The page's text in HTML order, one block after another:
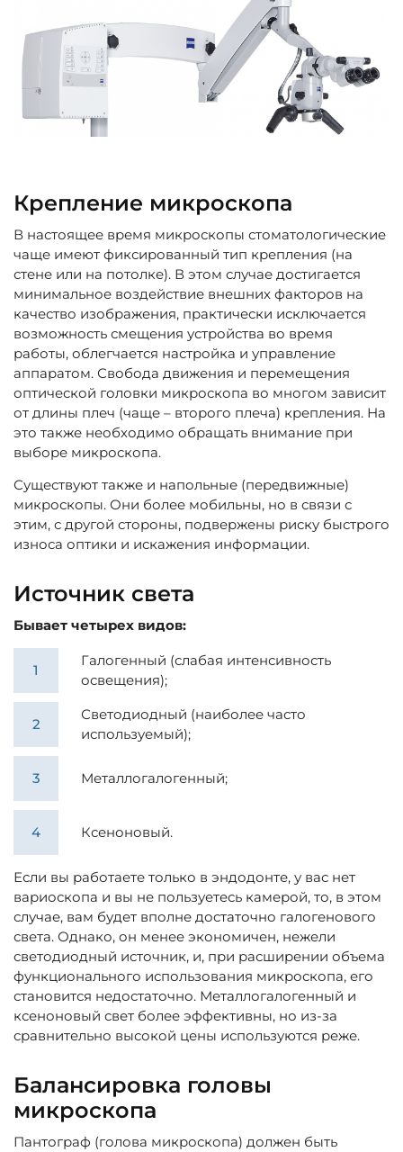
Крепление микроскопа
В настоящее время микроскопы стоматологические
чаще имеют фиксированный тип крепления (на
стене или на потолке). В этом случае достигается
минимальное воздействие внешних факторов на
качество изображения, практически исключается
возможность смещения устройства во время
работы, облегчается настройка и управление
аппаратом. Свобода движения и перемещения
оптической головки микроскопа во многом зависит
от длины плеч (чаще – второго плеча) крепления. На
это также необходимо обращать внимание при
выборе микроскопа.
Существуют также и напольные (передвижные)
микроскопы. Они более мобильны, но в связи с
этим, с другой стороны, подвержены риску быстрого
износа оптики и искажения информации.
Источник света
Бывает четырех видов:
Галогенный (слабая интенсивность
освещения);
Светодиодный (наиболее часто
используемый);
Металлогалогенный;
Ксеноновый.
Если вы работаете только в эндодонте, у вас нет
вариоскопа и вы не пользуетесь камерой, то, в этом
случае, вам будет вполне достаточно галогенового
света. Однако, он менее экономичен, нежели
светодиодный источник, и, при расширении объема
функционального использования микроскопа, его
становится недостаточно. Металлогалогенный и
ксеноновый свет более эффективны, но из-за
сравнительно высокой цены используются реже.
Балансировка головы
микроскопа
Пантограф (голова микроскопа) должен быть